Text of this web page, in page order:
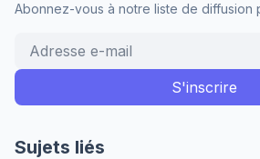
Abonnez-vous à notre liste de diffusion
Sujets liés